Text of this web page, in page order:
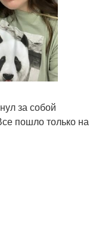
за собой
пошло только на